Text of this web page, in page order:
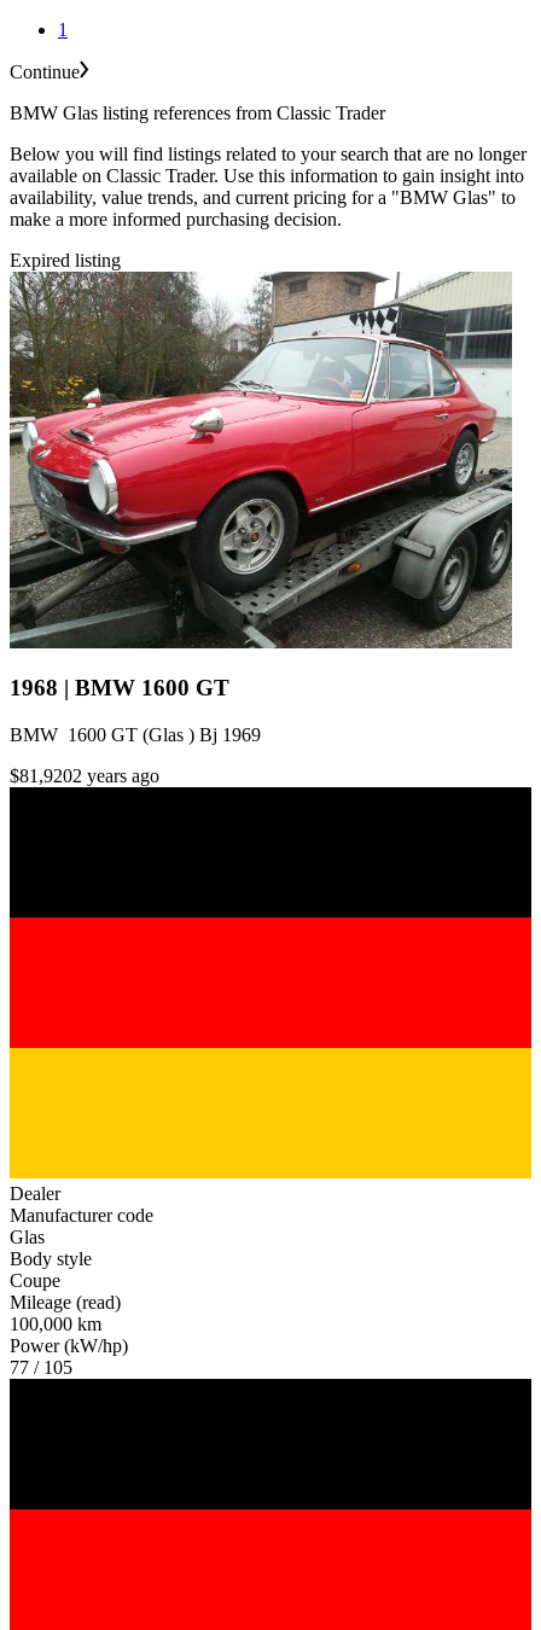
1
Continue
BMW Glas listing references from Classic Trader
Below you will find listings related to your search that are no longer
available on Classic Trader. Use this information to gain insight into
availability, value trends, and current pricing for a "BMW Glas" to
make a more informed purchasing decision.
Expired listing
1968 | BMW 1600 GT
BMW 1600 GT (Glas ) Bj 1969
$81,9202 years ago
Dealer
Manufacturer code
Glas
Body style
Coupe
Mileage (read)
100,000 km
Power (kW/hp)
77 / 105